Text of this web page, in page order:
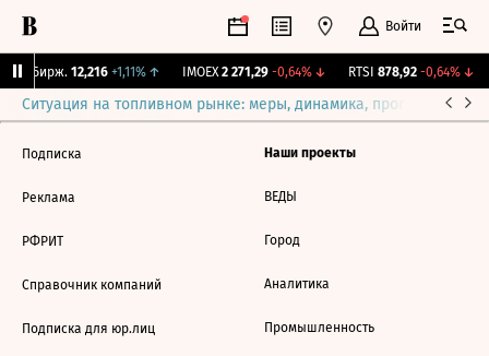
Войти
CNY Бирж. 12,216 +1,11%↑ IMOEX 2 271,29 -0,64%↓ RTSI 878,92 -0,64%↓
Ситуация на топливном рынке: меры, динамика, прогнозы
Подписка
Реклама
РФРИТ
Справочник компаний
Подписка для юр.лиц
Наши проекты
ВЕДЫ
Город
Аналитика
Промышленность